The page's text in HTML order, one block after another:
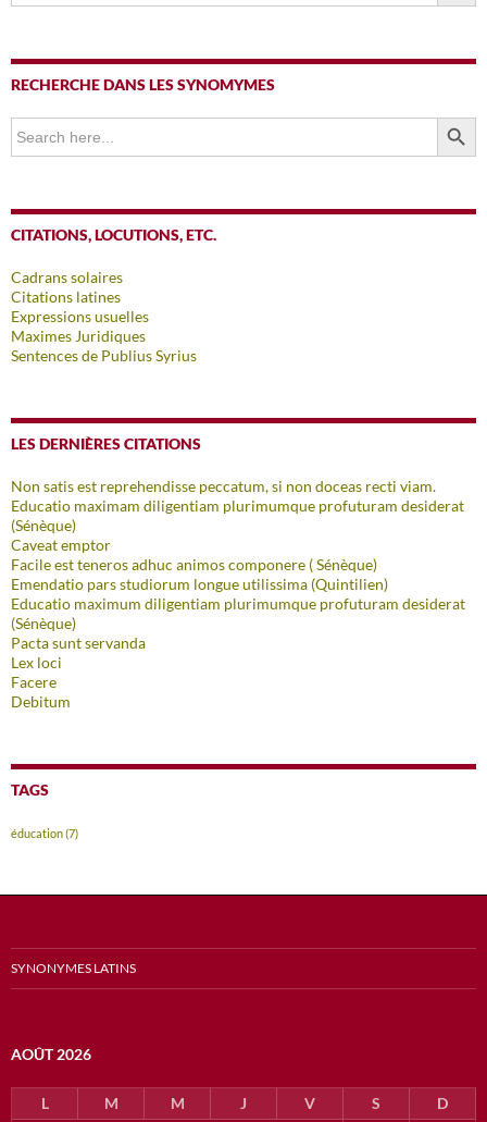
RECHERCHE DANS LES SYNOMYMES
Search
for:
SEARCH
CITATIONS, LOCUTIONS, ETC.
Cadrans solaires
Citations latines
Expressions usuelles
Maximes Juridiques
Sentences de Publius Syrius
LES DERNIÈRES CITATIONS
Non satis est reprehendisse peccatum, si non doceas recti viam.
Educatio maximam diligentiam plurimumque profuturam desiderat
(Sénèque)
Caveat emptor
Facile est teneros adhuc animos componere ( Sénèque)
Emendatio pars studiorum longue utilissima (Quintilien)
Educatio maximum diligentiam plurimumque profuturam desiderat
(Sénèque)
Pacta sunt servanda
Lex loci
Facere
Debitum
TAGS
éducation(7)
SYNONYMES LATINS
AOÛT 2026
L M M J V S D